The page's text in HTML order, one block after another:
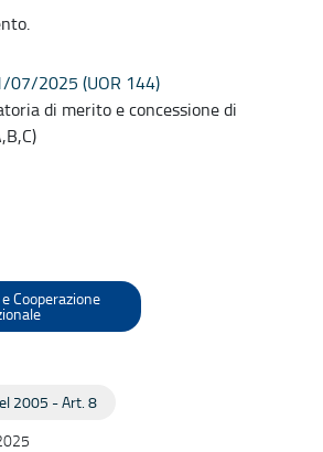
07/2025 (UOR 144)
di merito e concessione di
Cooperazione
2005 - Art. 8